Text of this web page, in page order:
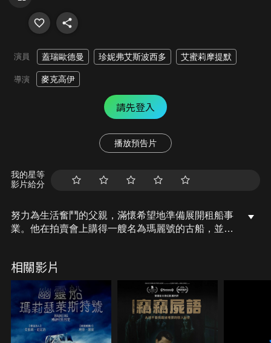
演員 蓋瑞歐德曼 珍妮弗艾斯波西多 艾蜜莉摩提默
導演 麥克高伊
請先登入
播放預告片
我的星等
影片給分
努力為生活奮鬥的父親，滿懷希望地準備展開租船事
業。他在拍賣會上購得一艘名為瑪麗號的古船，並興
揮之不去的夢魘。究竟，在這片與世隔絕的茫茫大海
中，他該如何保護家人？而瑪麗號又隱藏哪些駭人的
詛咒之謎呢？
相關影片